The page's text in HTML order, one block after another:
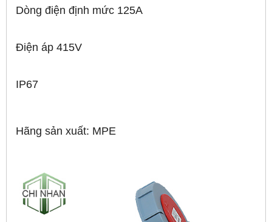
Dòng điện định mức 125A
Điện áp 415V
IP67
Hãng sản xuất: MPE